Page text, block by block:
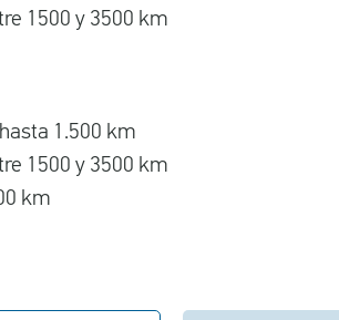
1500 y 3500 km
1.500 km
1500 y 3500 km
km